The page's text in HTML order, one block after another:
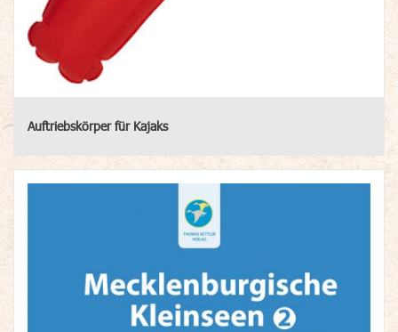
Auftriebskörper für Kajaks